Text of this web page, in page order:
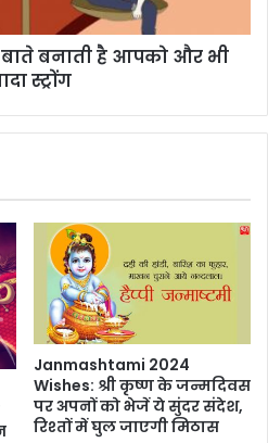
बनाती है आपको और भी
स्ट्रोंग
Janmashtami 2024
Wishes: श्री कृष्ण के जन्मदिवस
पर अपनों को भेजें ये सुंदर संदेश,
रिश्तों में घुल जाएगी मिठास